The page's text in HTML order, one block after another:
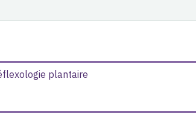
plantaire